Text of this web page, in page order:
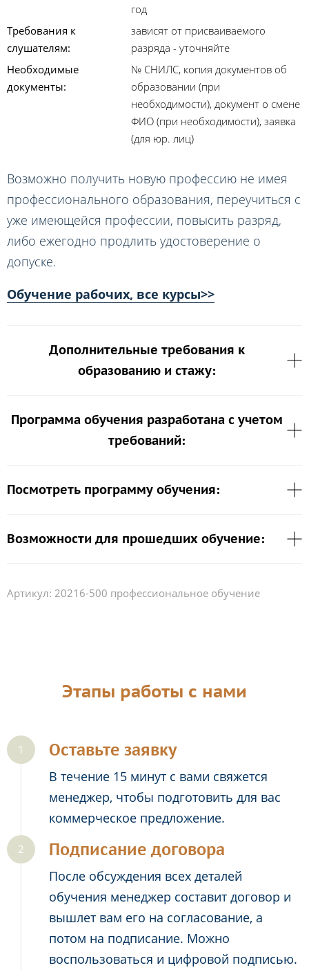
год
Требования к
слушателям:
зависят от присваиваемого
разряда - уточняйте
Необходимые
документы:
№ СНИЛС, копия документов об
образовании (при
необходимости), документ о смене
ФИО (при необходимости), заявка
(для юр. лиц)
Возможно получить новую профессию не имея
профессионального образования, переучиться с
уже имеющейся профессии, повысить разряд,
либо ежегодно продлить удостоверение о
допуске.
Обучение рабочих, все курсы>>
Дополнительные требования к
образованию и стажу:
Программа обучения разработана с учетом
требований:
Посмотреть программу обучения:
Возможности для прошедших обучение:
Артикул: 20216-500 профессиональное обучение
Этапы работы с нами
Оставьте заявку
В течение 15 минут с вами свяжется
менеджер, чтобы подготовить для вас
коммерческое предложение.
Подписание договора
После обсуждения всех деталей
обучения менеджер составит договор и
вышлет вам его на согласование, а
потом на подписание. Можно
воспользоваться и цифровой подписью.